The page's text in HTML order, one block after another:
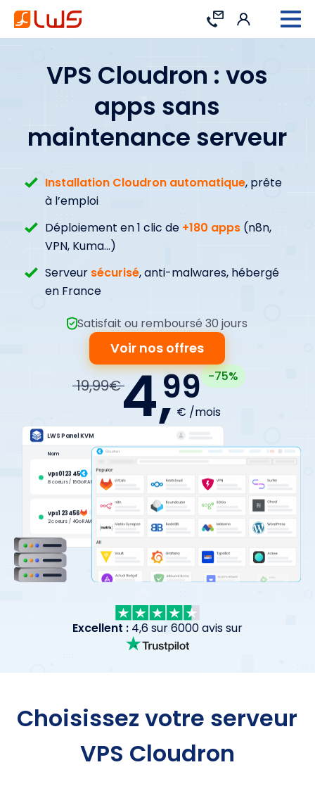
Contact Connexion
VPS Cloudron : vos
apps sans
maintenance serveur
Installation Cloudron automatique, prête
à l’emploi
Déploiement en 1 clic de +180 apps(n8n,
VPN, Kuma...)
Serveur sécurisé, anti-malwares, hébergé
en France
19,99€4,99
€ /mois
-75%
Voir nos offres
Satisfait ou remboursé 30 jours
Excellent :4,6 sur 6000 avis sur
Choisissez votre serveur
VPS Cloudron